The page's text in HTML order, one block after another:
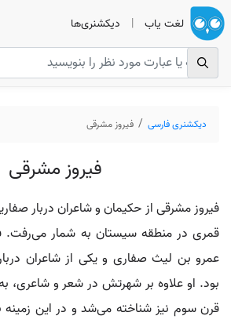
لغت یاب | دیکشنری‌ها
دیکشنری فارسی فیروز مشرقی
فیروز مشرقی
فیروز مشرقی از حکیمان و شاعران دربار
قمری در منطقه سیستان به شمار می‌رفت.
عمرو بن لیث صفاری و یکی از شاعران
بود. او علاوه بر شهرتش در شعر و شاعری،
قرن سوم نیز شناخته می‌شد و در این